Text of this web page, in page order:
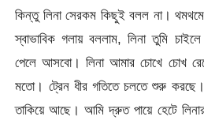
কিন্তু লিনা সেরকম কিছুই বলল না।
স্বাভাবিক গলায় বললাম, লিনা তুমি
পেলে আসবো। লিনা আমার চোখে চোখ
মতো। ট্রেন ধীর গতিতে চলতে শুরু করছে।
তাকিয়ে আছে। আমি দ্রুত পায়ে হেটে